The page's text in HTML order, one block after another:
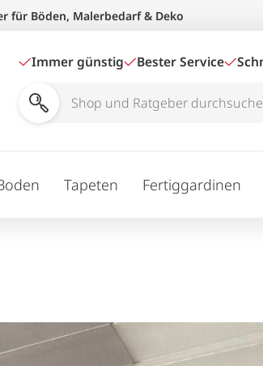
für Böden, Malerbedarf & Deko
Immer günstig Bester Service
Shop
durchsuchen
Tapeten Fertiggardinen